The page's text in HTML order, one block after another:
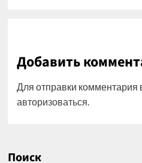
Добавить
Для отправки
авторизоваться
Поиск